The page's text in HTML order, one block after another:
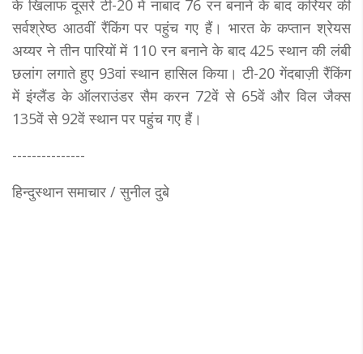
के खिलाफ दूसरे टी-20 में नाबाद 76 रन बनाने के बाद करियर की
सर्वश्रेष्ठ आठवीं रैंकिंग पर पहुंच गए हैं। भारत के कप्तान श्रेयस
अय्यर ने तीन पारियों में 110 रन बनाने के बाद 425 स्थान की लंबी
छलांग लगाते हुए 93वां स्थान हासिल किया। टी-20 गेंदबाज़ी रैंकिंग
में इंग्लैंड के ऑलराउंडर सैम करन 72वें से 65वें और विल जैक्स
135वें से 92वें स्थान पर पहुंच गए हैं।
---------------
हिन्दुस्थान समाचार / सुनील दुबे